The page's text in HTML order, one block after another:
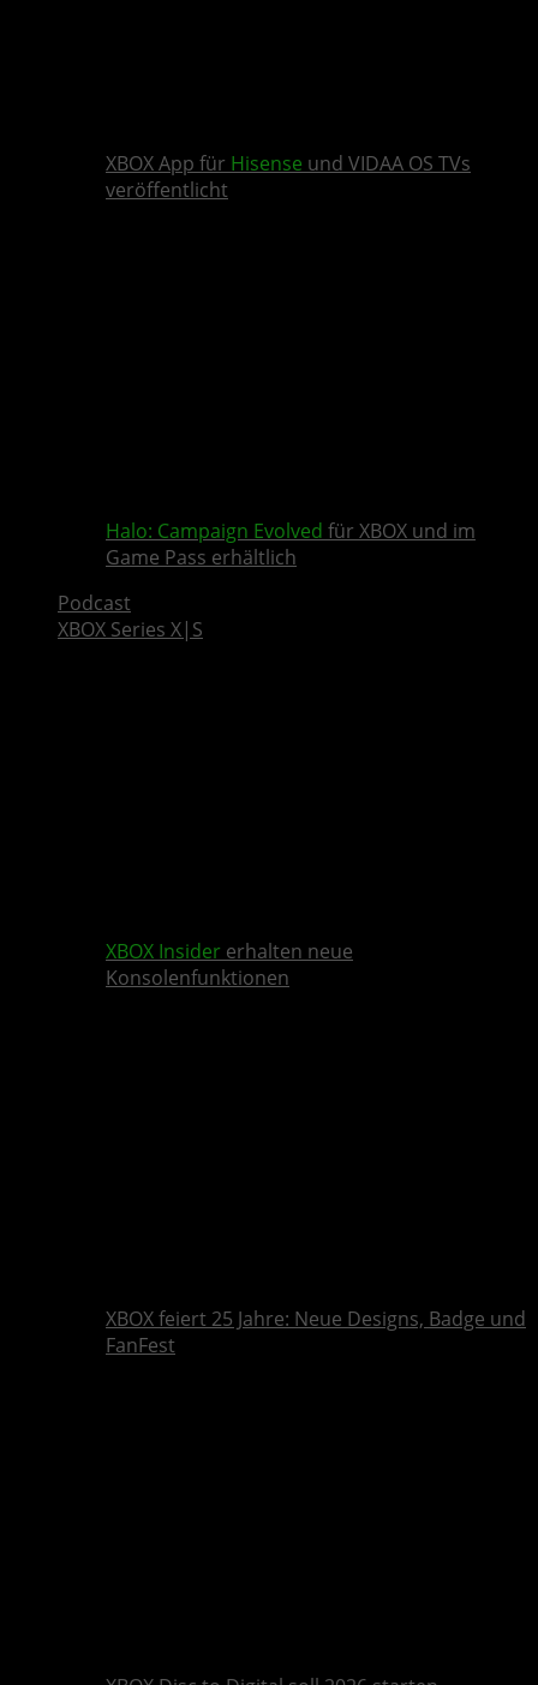
XBOX App für Hisense und VIDAA OS TVs
veröffentlicht
Halo: Campaign Evolved für XBOX und im
Game Pass erhältlich
Podcast
XBOX Series X|S
XBOX Insider erhalten neue
Konsolenfunktionen
XBOX feiert 25 Jahre: Neue Designs, Badge und
FanFest